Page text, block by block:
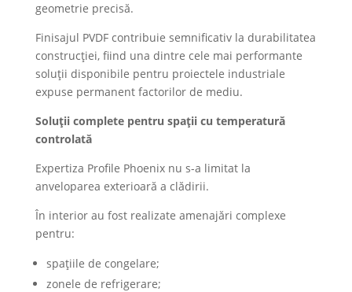
geometrie precisă.
Finisajul PVDF contribuie semnificativ la durabilitatea
construcției, fiind una dintre cele mai performante
soluții disponibile pentru proiectele industriale
expuse permanent factorilor de mediu.
Soluții complete pentru spații cu temperatură
controlată
Expertiza Profile Phoenix nu s-a limitat la
anveloparea exterioară a clădirii.
În interior au fost realizate amenajări complexe
pentru:
spațiile de congelare;
zonele de refrigerare;